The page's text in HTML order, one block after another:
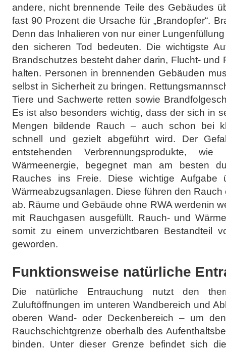
andere, nicht brennende Teile des Gebäudes
fast 90 Prozent die Ursache für „Brandopfer“.
Denn das Inhalieren von nur einer
den sicheren Tod bedeuten. Die wichtigste
Brandschutzes besteht daher darin, Flucht- und
halten. Personen in brennenden Gebäuden
selbst in Sicherheit zu bringen.
Tiere und Sachwerte retten sowie
Es ist also besonders wichtig, dass der sich in
Mengen bildende Rauch – auch schon bei
schnell und gezielt abgeführt wird. Der
entstehenden Verbrennungsprodukte,
Wärmeenergie, begegnet man am besten
Rauches ins Freie. Diese wichtige Aufgabe
Wärmeabzugsanlagen. Diese führen den
ab. Räume und Gebäude ohne RWA werdenin
mit Rauchgasen ausgefüllt. Rauch- und
somit zu einem unverzichtbaren Bestandteil
geworden.
Funktionsweise natürliche
Die natürliche Entrauchung nutzt den
Zuluftöffnungen im unteren Wandbereich und
oberen Wand- oder Deckenbereich – um
Rauchschichtgrenze oberhalb des
binden. Unter dieser Grenze befindet sich